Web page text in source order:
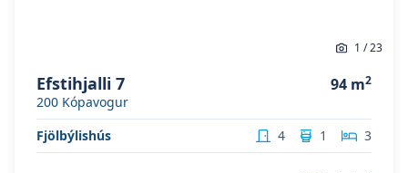
1 /23
Efstihjalli 7
200 Kópavogur
94 m2
Fjölbýlishús 4 1 3